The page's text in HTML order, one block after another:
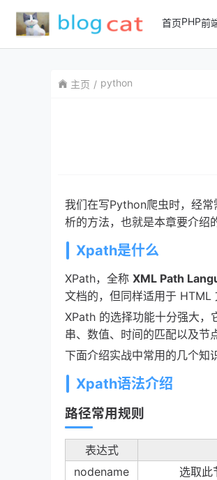
首页PHP前
主页 python
我们在写Python爬虫时，经
析的方法，也就是本章要介绍
Xpath是什么
XPath，全称 XML Path
文档的，但同样适用于 HTML
XPath 的选择功能十分强大，
串、数值、时间的匹配以及节
下面介绍实战中常用的几个知
Xpath语法介绍
路径常用规则
表达式
nodename
选取此